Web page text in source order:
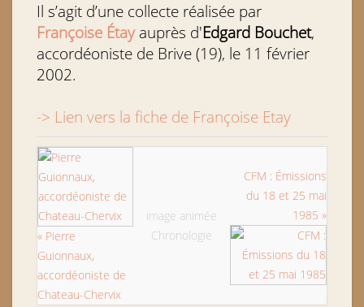
Il s’agit d’une collecte réalisée par
Françoise Étayauprès d'Edgard Bouchet,
accordéoniste de Brive (19), le 11 février
2002.
-> Lien vers la fiche de Françoise Etay
« Pierre
Guionnaux,
accordéoniste de
Chateau-Chervix
image animée
Chronologie
CFM : Émissions
du 18 et 25 mai
1985 »